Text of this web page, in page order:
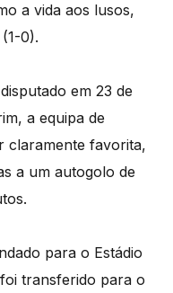
a vida aos lusos,
0).
em 23 de
a equipa de
claramente favorita,
a um autogolo de
para o Estádio
transferido para o